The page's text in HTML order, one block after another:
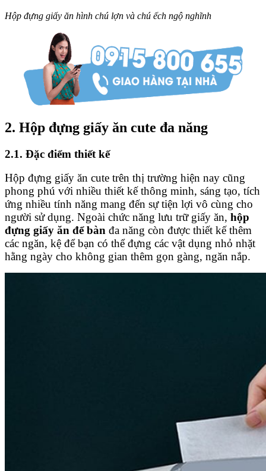
Hộp đựng giấy ăn hình chú lợn và chú ếch ngộ nghĩnh
2. Hộp đựng giấy ăn cute đa năng
2.1. Đặc điểm thiết kế
Hộp đựng giấy ăn cute trên thị trường hiện nay cũng
phong phú với nhiều thiết kế thông minh, sáng tạo, tích
ứng nhiều tính năng mang đến sự tiện lợi vô cùng cho
người sử dụng. Ngoài chức năng lưu trữ giấy ăn, hộp
đựng giấy ăn để bàn đa năng còn được thiết kế thêm
các ngăn, kệ để bạn có thể đựng các vật dụng nhỏ nhặt
hằng ngày cho không gian thêm gọn gàng, ngăn nắp.